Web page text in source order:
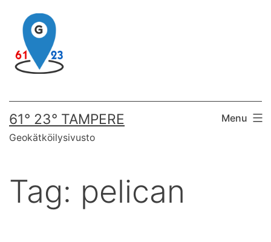
content
61° 23° TAMPERE
Geokätköilysivusto
Menu
Tag: pelican